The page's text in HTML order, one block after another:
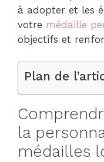
à adopter et les
votre médaille
objectifs et
Plan de
la
médailles